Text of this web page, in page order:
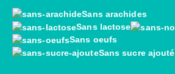
Sans arachides
Sans lactose
Sans oeufs
Sans sucre ajouté